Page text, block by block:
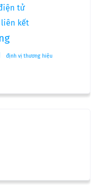
tử
kết
định vị thương hiệu